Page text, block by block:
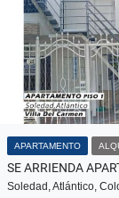
APARTAMENTO
Soledad, Atlántico,